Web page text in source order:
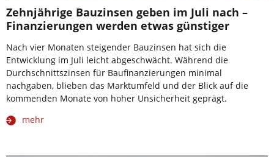
Zehnjährige Bauzinsen geben im Juli nach –
Finanzierungen werden etwas günstiger
Nach vier Monaten steigender Bauzinsen hat sich die
Entwicklung im Juli leicht abgeschwächt. Während die
Durchschnittszinsen für Baufinanzierungen minimal
nachgaben, blieben das Marktumfeld und der Blick auf die
kommenden Monate von hoher Unsicherheit geprägt.
mehr